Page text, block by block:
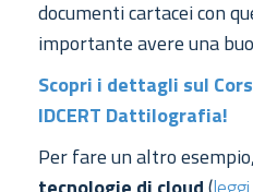
documenti cartacei con
importante avere una
Scopri i dettagli sul
IDCERT Dattilografia!
Per fare un altro